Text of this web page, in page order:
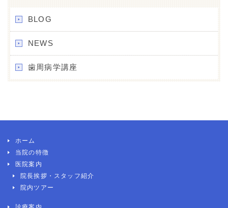
BLOG
NEWS
歯周病学講座
ホーム
当院の特徴
医院案内
院長挨拶・スタッフ紹介
院内ツアー